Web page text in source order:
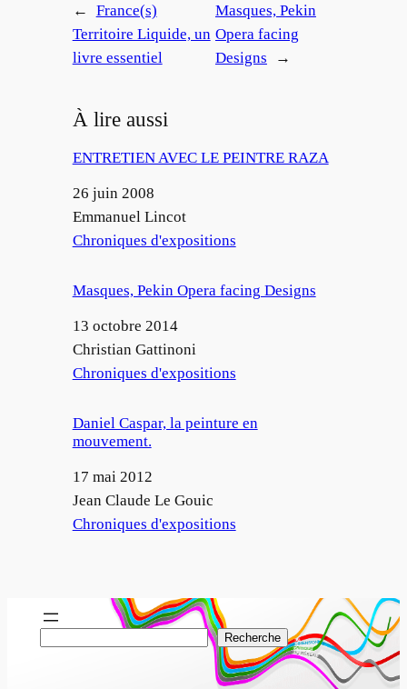
←
France(s)
Territoire Liquide, un
livre essentiel
Masques, Pekin
Opera facing
Designs
→
À lire aussi
ENTRETIEN AVEC LE PEINTRE RAZA
Date
26 juin 2008
Auteur
Emmanuel Lincot
Par rapport à
Chroniques d'expositions
Masques, Pekin Opera facing Designs
Date
13 octobre 2014
Auteur
Christian Gattinoni
Par rapport à
Chroniques d'expositions
Daniel Caspar, la peinture en
mouvement.
Date
17 mai 2012
Auteur
Jean Claude Le Gouic
Par rapport à
Chroniques d'expositions
Recherche